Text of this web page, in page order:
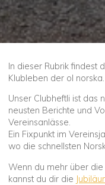
In dieser Rubrik findest
Klubleben der ol norska.
Unser Clubheftli ist das
neusten Berichte und
Vereinsanlässe.
Ein Fixpunkt im
wo die schnellsten
Wenn du mehr über
kannst du dir die